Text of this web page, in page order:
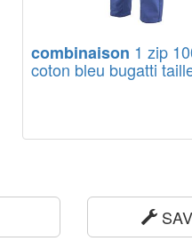
combinaison 1 zip
coton bleu bugatti